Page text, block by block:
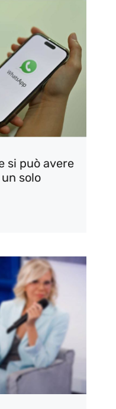
si può avere
solo